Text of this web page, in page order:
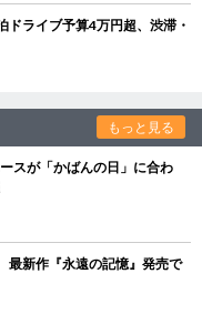
ライブ予算4万円超、渋滞・
もっと見る
スが「かばんの日」に合わ
新作『永遠の記憶』発売で